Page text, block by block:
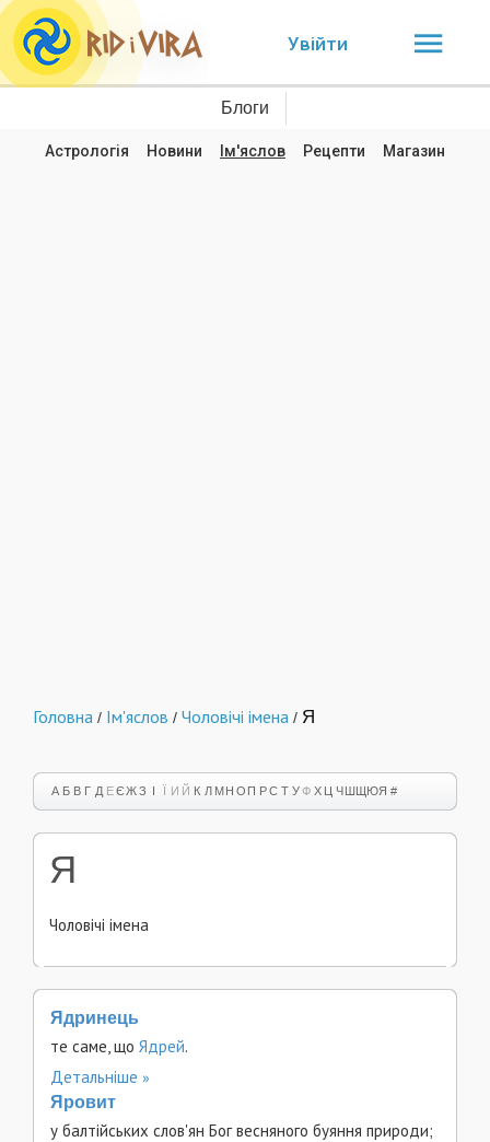
Увійти
Блоги
Астрологія Новини Ім'яслов Рецепти Магазин
Головна / Ім'яслов / Чоловічі імена / Я
А Б В Г Д Е ЄЖЗ І Ї И Й К Л М Н О П Р С Т У Ф Х Ц Ч ШЩЮЯ #
Я
Чоловічі імена
Ядринець
те саме, що Ядрей.
Детальніше
Яровит
у балтійських слов'ян Бог весняного буяння природи;